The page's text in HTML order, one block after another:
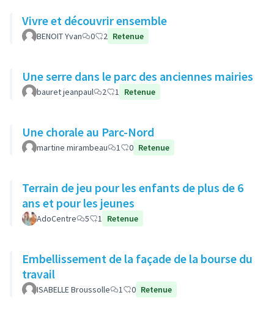
Vivre et découvrir ensemble
BENOIT Yvan 0 2 Retenue
Une serre dans le parc des anciennes mairies
bauret jeanpaul 2 1 Retenue
Une chorale au Parc-Nord
martine mirambeau 1 0 Retenue
Terrain de jeu pour les enfants de plus de 6
ans et pour les jeunes
AdoCentre 5 1 Retenue
Embellissement de la façade de la bourse du
travail
ISABELLE Broussolle 1 0 Retenue